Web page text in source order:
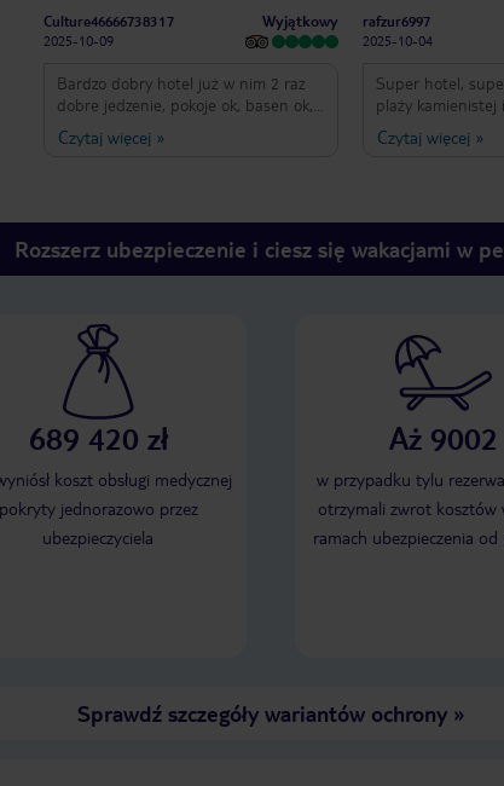
Culture46666738317
2025-10-09
Wyjątkowy
Bardzo dobry hotel już w nim 2 raz
dobre jedzenie, pokoje ok, basen ok,
przy centrum miasta, na dyskoteki,
imprezy można pieszo. Specjalne
Czytaj więcej »
rafzur6997
2025-10-04
Super hotel,
plaży kamienistej
centrum miasta.
urozmaicone, dla
zakresie jedzenie
hotelu: sklepy,
piękne, tętniące
rozrywki (od
inne atrakcje).
"most miłości" i
Czytaj więcej »
Rozszerz ubezpieczenie i ciesz się wakacjami w
689 420 zł
koszt obsługi medycznej
pokryty jednorazowo przez
ubezpieczyciela
Aż 9002
w przypadku tylu
otrzymali zwrot kosztów
ramach ubezpieczenia od
Sprawdź szczegóły wariantów ochrony»